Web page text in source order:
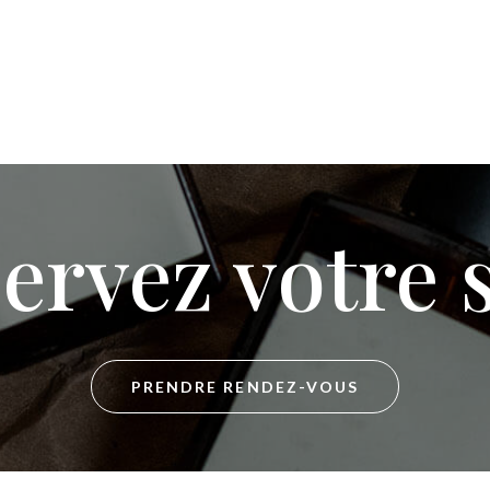
votre
PRENDRE RENDEZ-VOUS